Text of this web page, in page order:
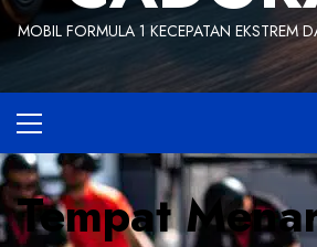
MOBIL FORMULA 1 KECEPATAN EKSTREM
Menu
Tempat